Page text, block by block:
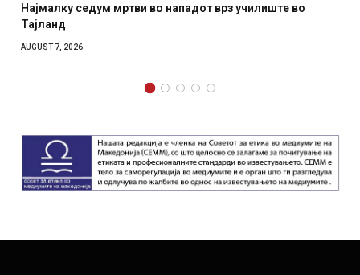
СОЗИС: Украинците повеќе им веруваат на генералите
отколку на Зеленски
AUGUST 7, 2026